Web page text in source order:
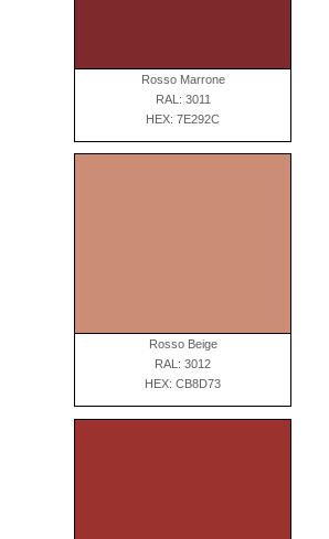
Rosso Marrone
RAL: 3011
HEX: 7E292C
Rosso Beige
RAL: 3012
HEX: CB8D73